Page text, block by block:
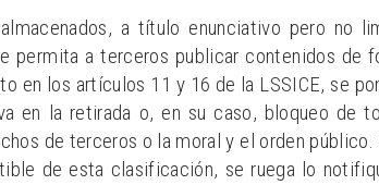
a título enunciativo pero no
a terceros publicar contenidos de
en los artículos 11 y 16 de la LSSICE, se
en la retirada o, en su caso, bloqueo de
de terceros o la moral y el orden público.
de esta clasificación, se ruega lo